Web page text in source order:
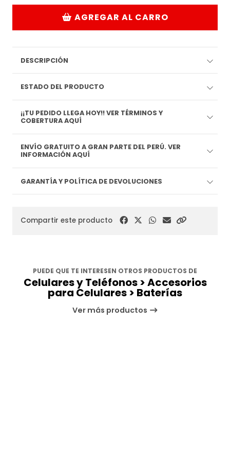
AGREGAR AL CARRO
DESCRIPCIÓN
ESTADO DEL PRODUCTO
¡¡TU PEDIDO LLEGA HOY!! VER TÉRMINOS Y
COBERTURA AQUÍ
ENVÍO GRATUITO A GRAN PARTE DEL PERÚ. VER
INFORMACIÓN AQUÍ
GARANTÍA Y POLÍTICA DE DEVOLUCIONES
Compartir este producto
PUEDE QUE TE INTERESEN OTROS PRODUCTOS DE
Celulares y Teléfonos > Accesorios
para Celulares > Baterías
Ver más productos